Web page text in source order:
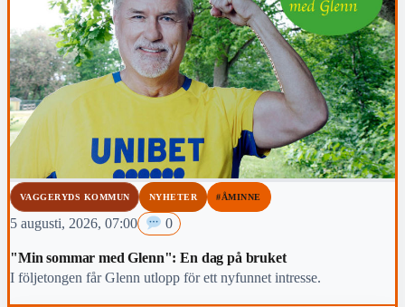
VAGGERYDS KOMMUN NYHETER #ÅMINNE
5 augusti, 2026, 07:00 0
"Min sommar med Glenn": En dag på bruket
I följetongen får Glenn utlopp för ett nyfunnet intresse.